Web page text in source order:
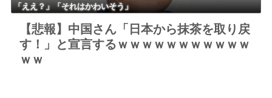
「ええ？」「それはかわいそう」
【悲報】中国さん「日本から抹茶を取り戻
す！」と宣言するｗｗｗｗｗｗｗｗｗｗｗ
ｗｗ